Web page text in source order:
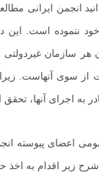
ننموده است. این
هر سازمان
سوی آنهاست. زیرا
به اجرای آنها،
زیر اقدام به